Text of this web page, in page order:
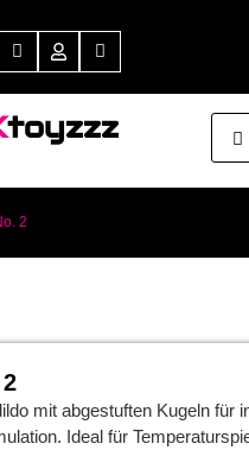
toyzzz
2
mit abgestuften Kugeln für
Ideal für